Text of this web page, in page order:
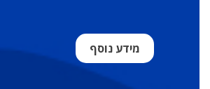
מידע נוסף